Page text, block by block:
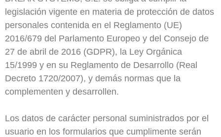
legislación vigente en materia de protección de datos
personales contenida en el Reglamento (UE)
2016/679 del Parlamento Europeo y del Consejo de
27 de abril de 2016 (GDPR), la Ley Orgánica
15/1999 y en su Reglamento de Desarrollo (Real
Decreto 1720/2007), y demás normas que la
complementen y desarrollen.
Los datos de carácter personal suministrados por el
usuario en los formularios que cumplimente serán